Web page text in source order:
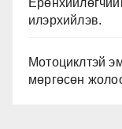
илэрхийлэв.
Мотоциклтэй
мөргөсөн